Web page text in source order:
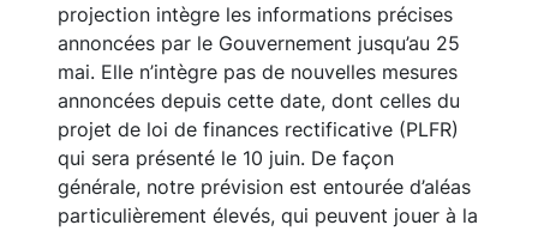
projection intègre les informations précises
annoncées par le Gouvernement jusqu’au 25
mai. Elle n’intègre pas de nouvelles mesures
annoncées depuis cette date, dont celles du
projet de loi de finances rectificative (PLFR)
qui sera présenté le 10 juin. De façon
générale, notre prévision est entourée d’aléas
particulièrement élevés, qui peuvent jouer à la